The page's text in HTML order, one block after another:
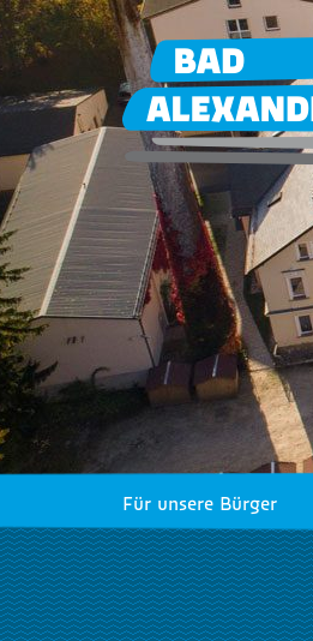
Für unsere Bürger